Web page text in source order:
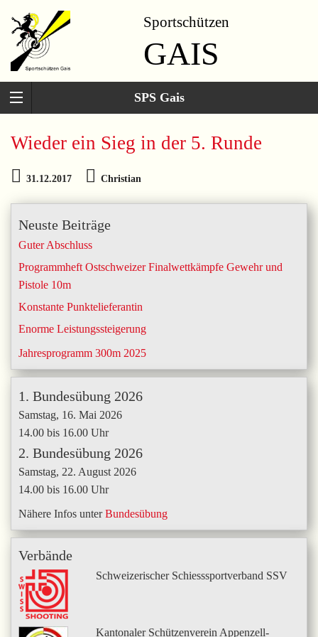
Sportschützen
GAIS
SPS Gais
Wieder ein Sieg in der 5. Runde
31.12.2017 Christian
Neuste Beiträge
Guter Abschluss
Programmheft Ostschweizer Finalwettkämpfe Gewehr und
Pistole 10m
Konstante Punktelieferantin
Enorme Leistungssteigerung
Jahresprogramm 300m 2025
1. Bundesübung 2026
Samstag, 16. Mai 2026
14.00 bis 16.00 Uhr
2. Bundesübung 2026
Samstag, 22. August 2026
14.00 bis 16.00 Uhr
Nähere Infos unterBundesübung
Verbände
Schweizerischer Schiesssportverband SSV
Kantonaler Schützenverein Appenzell-